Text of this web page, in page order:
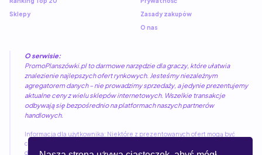
Sklepy
Zasady zakupów
O nas
O serwisie:
PromoPlanszówki.pl to darmowe narzędzie dla graczy, które ułatwia
znalezienie najlepszych ofert rynkowych. Jesteśmy niezależnym
agregatorem danych – nie prowadzimy sprzedaży, a jedynie prezentujemy
aktualne ceny z wielu sklepów internetowych. Wszelkie transakcje
odbywają się bezpośrednio na platformach naszych partnerów
handlowych.
Informacja dla użytkownika: Niektóre z prezentowanych ofert mogą być
częścią programów partnerskich. Kliknięcie w link nie wiąże się z żadnymi
dodatkowymi kosztami dla kupującego, a pozwala nam utrzymywać i rozwijać